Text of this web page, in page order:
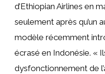
d’Ethiopian Airlines en
seulement après qu’un
modèle récemment
écrasé en Indonésie. «
dysfonctionnement de